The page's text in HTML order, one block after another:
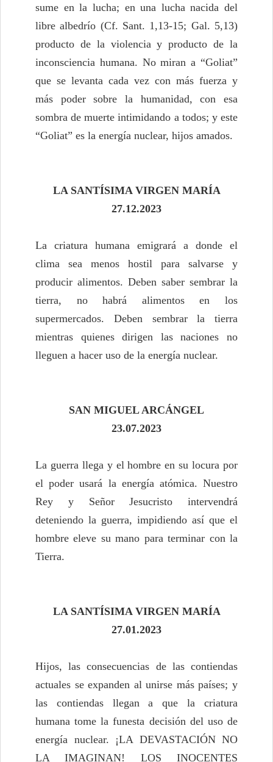
sume en la lucha; en una lucha nacida del
libre albedrío (Cf. Sant. 1,13-15; Gal. 5,13)
producto de la violencia y producto de la
inconsciencia humana. No miran a “Goliat”
que se levanta cada vez con más fuerza y
más poder sobre la humanidad, con esa
sombra de muerte intimidando a todos; y este
“Goliat” es la energía nuclear, hijos amados.
LA SANTÍSIMA VIRGEN MARÍA
27.12.2023
La criatura humana emigrará a donde el
clima sea menos hostil para salvarse y
producir alimentos. Deben saber sembrar la
tierra, no habrá alimentos en los
supermercados. Deben sembrar la tierra
mientras quienes dirigen las naciones no
lleguen a hacer uso de la energía nuclear.
SAN MIGUEL ARCÁNGEL
23.07.2023
La guerra llega y el hombre en su locura por
el poder usará la energía atómica. Nuestro
Rey y Señor Jesucristo intervendrá
deteniendo la guerra, impidiendo así que el
hombre eleve su mano para terminar con la
Tierra.
LA SANTÍSIMA VIRGEN MARÍA
27.01.2023
Hijos, las consecuencias de las contiendas
actuales se expanden al unirse más países; y
las contiendas llegan a que la criatura
humana tome la funesta decisión del uso de
energía nuclear. ¡LA DEVASTACIÓN NO
LA IMAGINAN! LOS INOCENTES